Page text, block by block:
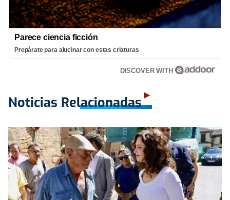
Parece ciencia ficción
Prepárate para alucinar con estas criaturas
DISCOVER WITH
Noticias Relacionadas